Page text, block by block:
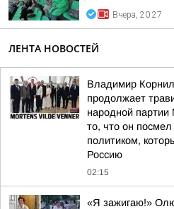
Вчера, 20:27
ЛЕНТА НОВОСТЕЙ
Владимир
продолжает
народной
то, что он
политиком,
Россию
02:15
«Я зажигаю!»